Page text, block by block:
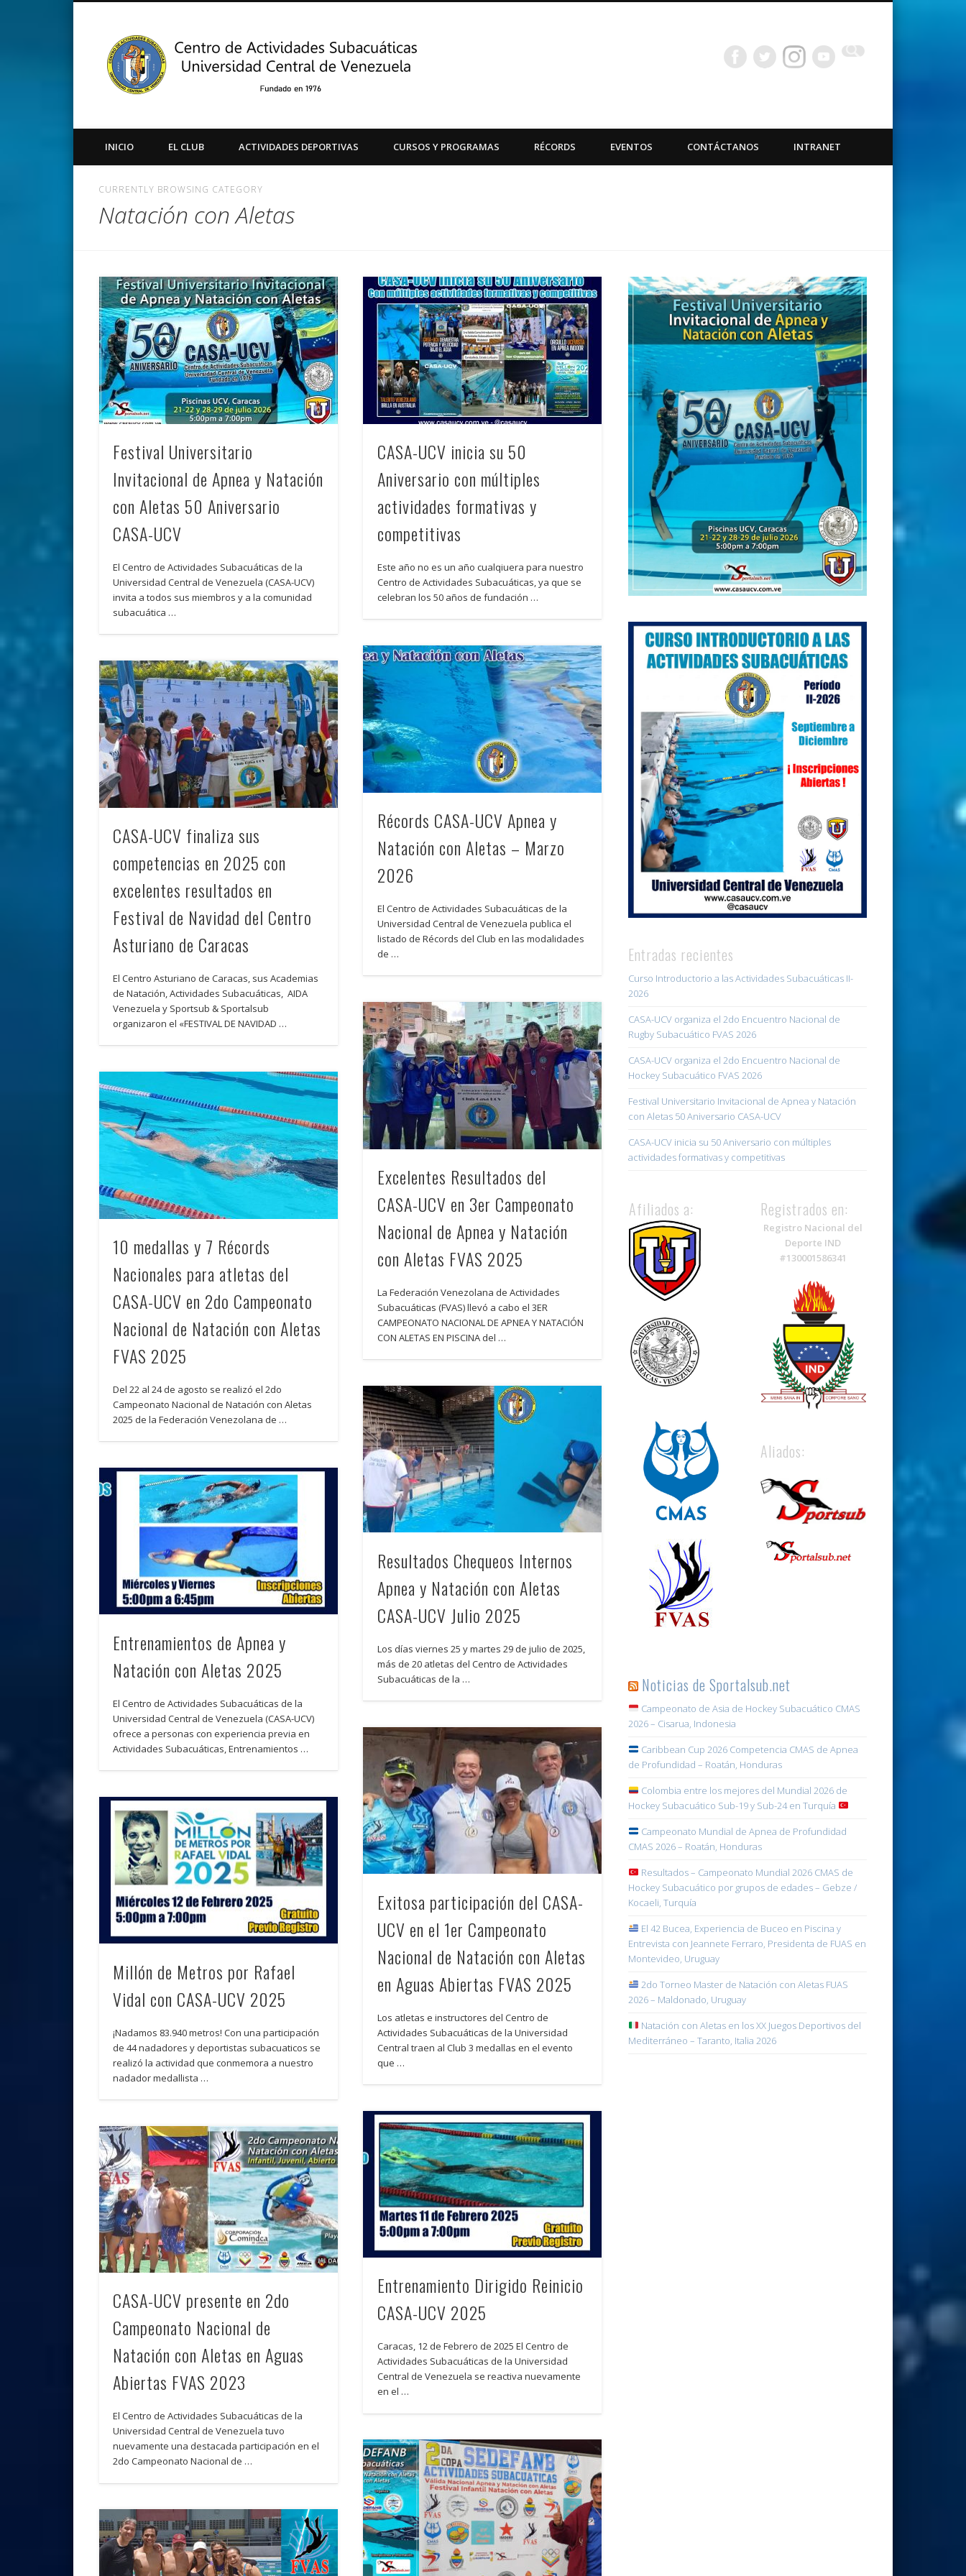
Centro de Actividades Subacuáticas Universidad
Central de Venezuela
Youtube
INICIO EL CLUB ACTIVIDADES DEPORTIVAS CURSOS Y PROGRAMAS RÉCORDS EVENTOS CONTÁCTANOS INTRANET
CURRENTLY BROWSING CATEGORY
Natación con Aletas
Festival Universitario
Invitacional de Apnea y Natación
con Aletas 50 Aniversario
CASA-UCV
El Centro de Actividades Subacuáticas de la
Universidad Central de Venezuela (CASA-UCV)
invita a todos sus miembros y a la comunidad
subacuática …
CASA-UCV inicia su 50
Aniversario con múltiples
actividades formativas y
competitivas
Este año no es un año cualqiuera para nuestro
Centro de Actividades Subacuáticas, ya que se
celebran los 50 años de fundación …
Récords CASA-UCV Apnea y
Natación con Aletas – Marzo
2026
El Centro de Actividades Subacuáticas de la
Universidad Central de Venezuela publica el
listado de Récords del Club en las modalidades
de …
CASA-UCV finaliza sus
competencias en 2025 con
excelentes resultados en
Festival de Navidad del Centro
Asturiano de Caracas
El Centro Asturiano de Caracas, sus Academias
de Natación, Actividades Subacuáticas, AIDA
Venezuela y Sportsub & Sportalsub
organizaron el «FESTIVAL DE NAVIDAD …
Excelentes Resultados del
CASA-UCV en 3er Campeonato
Nacional de Apnea y Natación
con Aletas FVAS 2025
La Federación Venezolana de Actividades
Subacuáticas (FVAS) llevó a cabo el 3ER
CAMPEONATO NACIONAL DE APNEA Y NATACIÓN
CON ALETAS EN PISCINA del …
10 medallas y 7 Récords
Nacionales para atletas del
CASA-UCV en 2do Campeonato
Nacional de Natación con Aletas
FVAS 2025
Del 22 al 24 de agosto se realizó el 2do
Campeonato Nacional de Natación con Aletas
2025 de la Federación Venezolana de …
Resultados Chequeos Internos
Apnea y Natación con Aletas
CASA-UCV Julio 2025
Los días viernes 25 y martes 29 de julio de 2025,
más de 20 atletas del Centro de Actividades
Subacuáticas de la …
Entrenamientos de Apnea y
Natación con Aletas 2025
El Centro de Actividades Subacuáticas de la
Universidad Central de Venezuela (CASA-UCV)
ofrece a personas con experiencia previa en
Actividades Subacuáticas, Entrenamientos …
Exitosa participación del CASA-
UCV en el 1er Campeonato
Nacional de Natación con Aletas
en Aguas Abiertas FVAS 2025
Los atletas e instructores del Centro de
Actividades Subacuáticas de la Universidad
Central traen al Club 3 medallas en el evento
que …
Millón de Metros por Rafael
Vidal con CASA-UCV 2025
¡Nadamos 83.940 metros! Con una participación
de 44 nadadores y deportistas subacuaticos se
realizó la actividad que conmemora a nuestro
nadador medallista …
Entrenamiento Dirigido Reinicio
CASA-UCV 2025
Caracas, 12 de Febrero de 2025 El Centro de
Actividades Subacuáticas de la Universidad
Central de Venezuela se reactiva nuevamente
en el …
CASA-UCV presente en 2do
Campeonato Nacional de
Natación con Aletas en Aguas
Abiertas FVAS 2023
El Centro de Actividades Subacuáticas de la
Universidad Central de Venezuela tuvo
nuevamente una destacada participación en el
2do Campeonato Nacional de …
Entradas recientes
Curso Introductorio a las Actividades Subacuáticas II-
2026
CASA-UCV organiza el 2do Encuentro Nacional de
Rugby Subacuático FVAS 2026
CASA-UCV organiza el 2do Encuentro Nacional de
Hockey Subacuático FVAS 2026
Festival Universitario Invitacional de Apnea y Natación
con Aletas 50 Aniversario CASA-UCV
CASA-UCV inicia su 50 Aniversario con múltiples
actividades formativas y competitivas
Afiliados a: Registrados en:
Registro Nacional del
Deporte IND
#130001586341
Aliados:
Noticias de Sportalsub.net
Campeonato de Asia de Hockey Subacuático CMAS
2026 – Cisarua, Indonesia
Caribbean Cup 2026 Competencia CMAS de Apnea
de Profundidad – Roatán, Honduras
Colombia entre los mejores del Mundial 2026 de
Hockey Subacuático Sub-19 y Sub-24 en Turquía
Campeonato Mundial de Apnea de Profundidad
CMAS 2026 – Roatán, Honduras
Resultados – Campeonato Mundial 2026 CMAS de
Hockey Subacuático por grupos de edades – Gebze /
Kocaeli, Turquía
El 42 Bucea, Experiencia de Buceo en Piscina y
Entrevista con Jeannete Ferraro, Presidenta de FUAS en
Montevideo, Uruguay
2do Torneo Master de Natación con Aletas FUAS
2026 – Maldonado, Uruguay
Natación con Aletas en los XX Juegos Deportivos del
Mediterráneo – Taranto, Italia 2026